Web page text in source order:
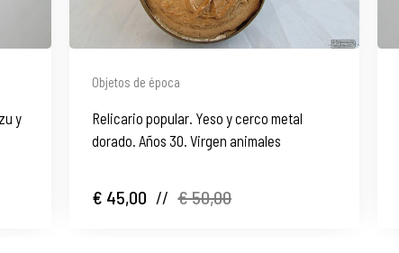
y
Objetos de época
Relicario popular. Yeso y cerco metal
dorado. Años 30. Virgen animales
€ 45,00 // € 50,00